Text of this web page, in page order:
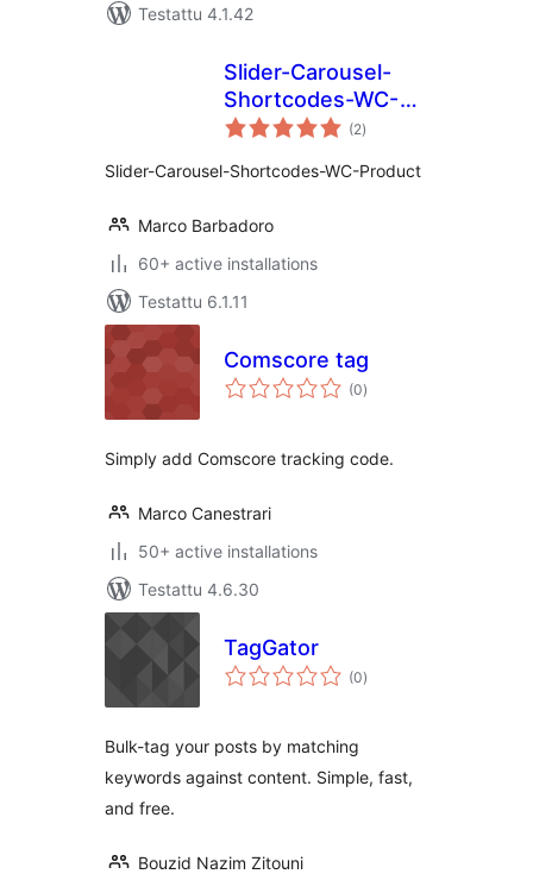
Testattu 4.1.42
Slider-Carousel-
Shortcodes-WC-
Product
(2arvosanat
yhteensä
)
Slider-Carousel-Shortcodes-WC-Product
Marco Barbadoro
60+ active installations
Testattu 6.1.11
Comscore tag
(0arvosanat
yhteensä
)
Simply add Comscore tracking code.
Marco Canestrari
50+ active installations
Testattu 4.6.30
TagGator
(0arvosanat
yhteensä
)
Bulk-tag your posts by matching
keywords against content. Simple, fast,
and free.
Bouzid Nazim Zitouni